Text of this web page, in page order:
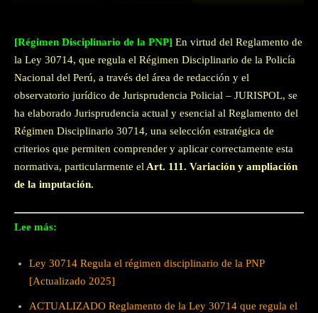
[Régimen Disciplinario de la PNP] En virtud del Reglamento de
la Ley 30714, que regula el Régimen Disciplinario de la Policía
Nacional del Perú, a través del área de redacción y el
observatorio jurídico de Jurisprudencia Policial – JURISPOL, se
ha elaborado Jurisprudencia actual y esencial al Reglamento del
Régimen Disciplinario 30714, una selección estratégica de
criterios que permiten comprender y aplicar correctamente esta
normativa, particularmente el Art. 111. Variación y ampliación
de la imputación.
Lee más:
Ley 30714 Regula el régimen disciplinario de la PNP
[Actualizado 2025]
ACTUALIZADO Reglamento de la Ley 30714 que regula el